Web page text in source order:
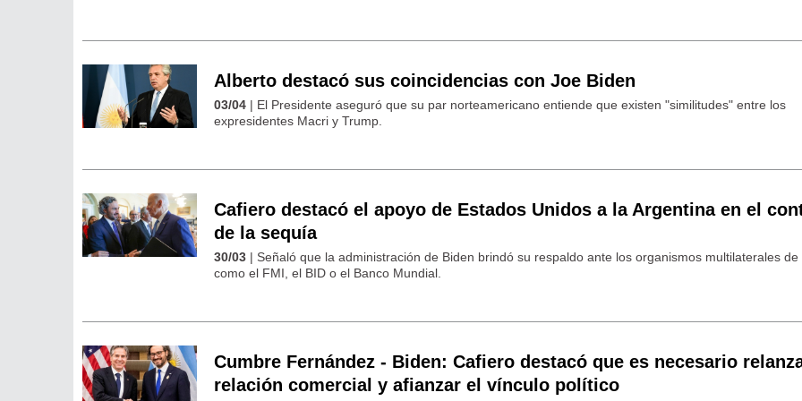
Alberto destacó sus coincidencias con Joe Biden
03/04 | El Presidente aseguró que su par norteamericano entiende que existen "similitudes" entre los
expresidentes Macri y Trump.
Cafiero destacó el apoyo de Estados Unidos a la Argentina en el
de la sequía
30/03 | Señaló que la administración de Biden brindó su respaldo ante los organismos multilaterales de
como el FMI, el BID o el Banco Mundial.
Cumbre Fernández - Biden: Cafiero destacó que es necesario
relación comercial y afianzar el vínculo político